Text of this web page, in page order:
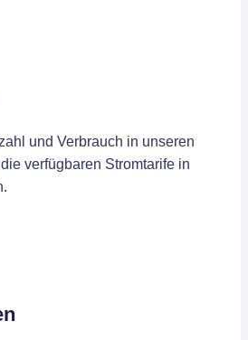
und Verbrauch in unseren
verfügbaren Stromtarife in